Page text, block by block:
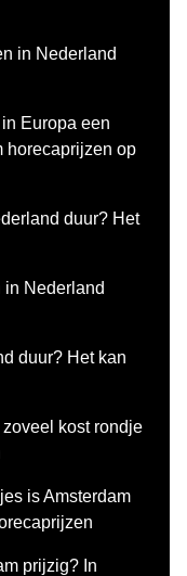
in Nederland
Europa een
horecaprijzen op
duur? Het
in Nederland
duur? Het kan
kost rondje
is Amsterdam
prijzig? In